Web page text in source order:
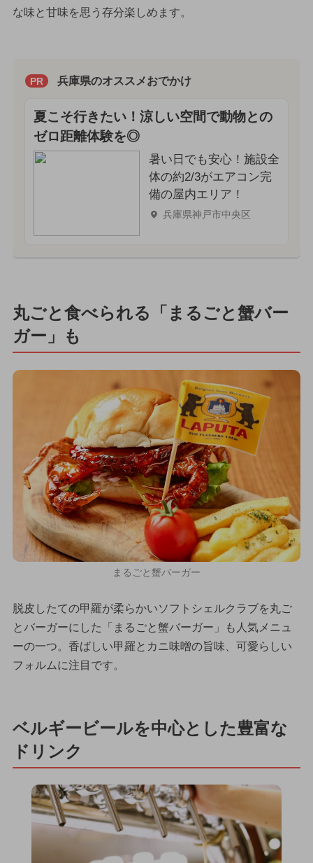
な味と甘味を思う存分楽しめます。
PR 兵庫県のオススメおでかけ
夏こそ行きたい！涼しい空間で動物との
ゼロ距離体験を◎
暑い日でも安心！施設全
体の約2/3がエアコン完
備の屋内エリア！
兵庫県神戸市中央区
丸ごと食べられる「まるごと蟹バー
ガー」も
まるごと蟹バーガー
脱皮したての甲羅が柔らかいソフトシェルクラブを丸ご
とバーガーにした「まるごと蟹バーガー」も人気メニュ
ーの一つ。香ばしい甲羅とカニ味噌の旨味、可愛らしい
フォルムに注目です。
ベルギービールを中心とした豊富な
ドリンク